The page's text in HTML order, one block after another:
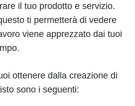
il tuo prodotto e servizio.
ti permetterà di vedere
viene apprezzato dai tuoi
ottenere dalla creazione di
sono i seguenti: